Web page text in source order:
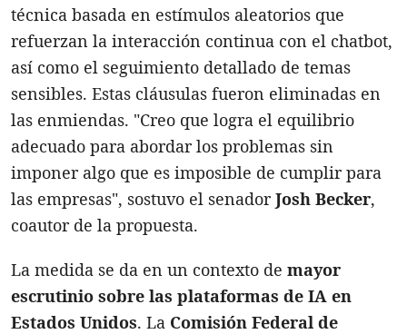
técnica basada en estímulos aleatorios que
refuerzan la interacción continua con el chatbot,
así como el seguimiento detallado de temas
sensibles. Estas cláusulas fueron eliminadas en
las enmiendas. "Creo que logra el equilibrio
adecuado para abordar los problemas sin
imponer algo que es imposible de cumplir para
las empresas", sostuvo el senadorJosh Becker,
coautor de la propuesta.
La medida se da en un contexto de mayor
escrutinio sobre las plataformas de IA en
Estados Unidos. La Comisión Federal de